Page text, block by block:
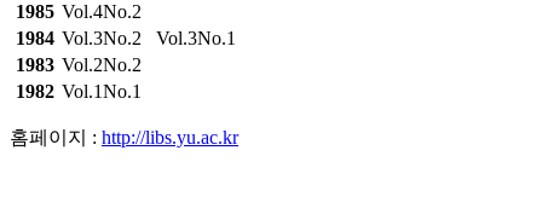
1985 Vol.4No.2
1984 Vol.3No.2
Vol.3No.1
1983 Vol.2No.2
1982 Vol.1No.1
홈페이지 : http://libs.yu.ac.kr